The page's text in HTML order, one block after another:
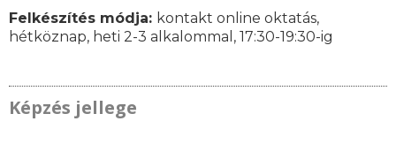
Felkészítés módja: kontakt online oktatás,
hétköznap, heti 2-3 alkalommal, 17:30-19:30-ig
Képzés jellege